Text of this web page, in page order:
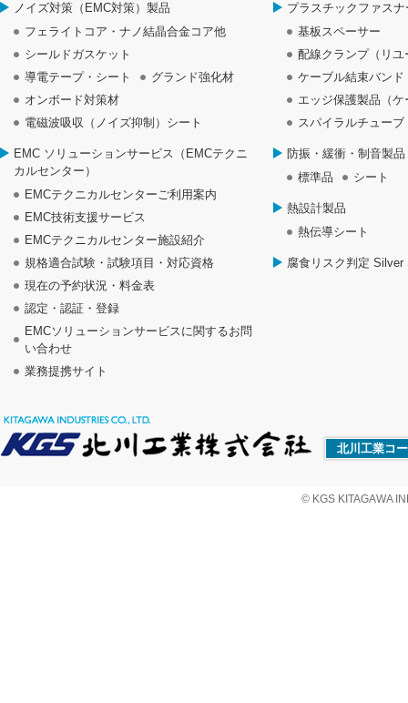
ノイズ対策（EMC対策）製品
フェライトコア・ナノ結晶合金コア他
シールドガスケット
導電テープ・シート
グランド強化材
オンボード対策材
電磁波吸収（ノイズ抑制）シート
EMC ソリューションサービス（EMCテクニ
カルセンター）
EMCテクニカルセンターご利用案内
EMC技術支援サービス
EMCテクニカルセンター施設紹介
規格適合試験・試験項目・対応資格
現在の予約状況・料金表
認定・認証・登録
EMCソリューションサービスに関するお問
い合わせ
業務提携サイト
プラスチックファス
基板スペーサー
配線クランプ（リ
ケーブル結束バンド
エッジ保護製品（
スパイラルチューブ
防振・緩衝・制音製品
標準品
シート
熱設計製品
熱伝導シート
腐食リスク判定
北川工業コ
© KGS KITAGAWA